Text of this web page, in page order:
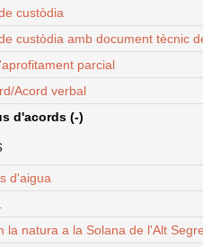
custòdia
custòdia amb document tècnic
parcial
Acord verbal
d'acords (-)
d'aigua
la natura a la Solana de l'Alt